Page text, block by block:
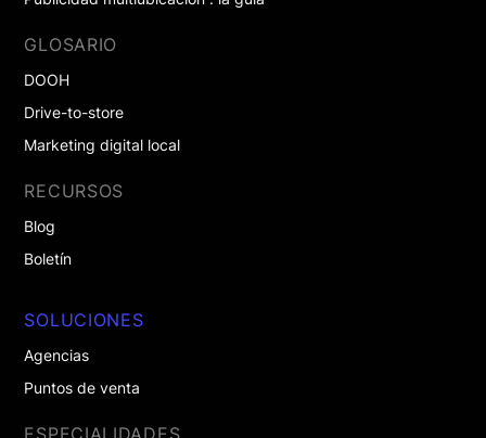
SOLUCIONES
Agencias
Puntos de venta
GLOSARIO
DOOH
Drive-to-store
Marketing digital local
RECURSOS
Blog
Boletín